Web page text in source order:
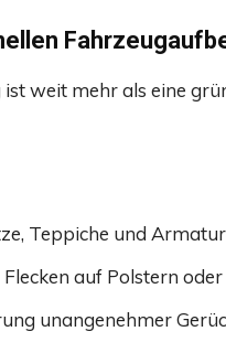
weit mehr als eine
Teppiche und
auf Polstern
unangenehmer